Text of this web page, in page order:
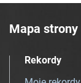
Mapa strony
Rekordy